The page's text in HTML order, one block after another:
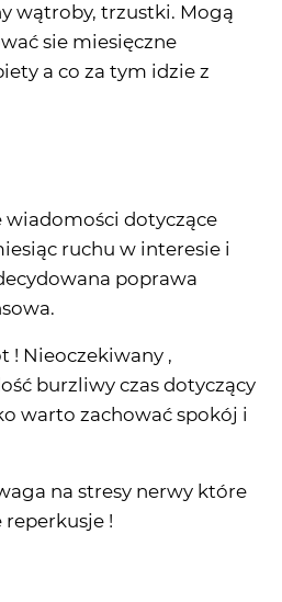
wątroby, trzustki. Mogą
sie miesięczne
a co za tym idzie z
wiadomości dotyczące
ruchu w interesie i
poprawa
! Nieoczekiwany ,
burzliwy czas dotyczący
warto zachować spokój i
na stresy nerwy które
!